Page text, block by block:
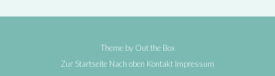
Theme by Out the Box
Zur Startseite Nach oben Kontakt Impressum